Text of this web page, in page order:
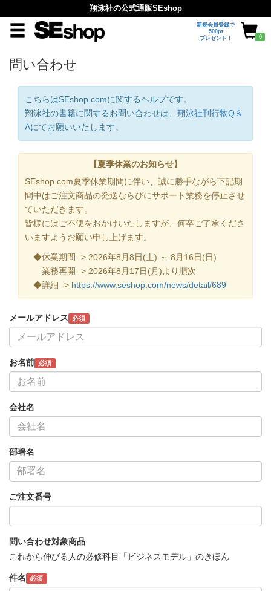
翔泳社の公式通販SEshop
新規会員登録で
500pt
プレゼント！
0
問い合わせ
こちらはSEshop.comに関するヘルプです。
翔泳社の書籍に関するお問い合わせは、 翔泳社刊行物Q＆
Aにてお願いいたします。
【夏季休業のお知らせ】
SEshop.com夏季休業期間に伴い、誠に勝手ながら下記期
間中はご注文商品の発送ならびにサポート業務を停止させ
ていただきます。
皆様にはご不便をおかけいたしますが、何卒ご了承くださ
いますようお願い申し上げます。
◆休業期間 -> 2026年8月8日(土) ～ 8月16日(日)
業務再開 -> 2026年8月17日(月)より順次
◆詳細 -> https://www.seshop.com/news/detail/689
メールアドレス 必須
お名前 必須
会社名
部署名
ご注文番号
問い合わせ対象商品
これから伸びる人の必修科目「ビジネスモデル」のきほん
件名 必須